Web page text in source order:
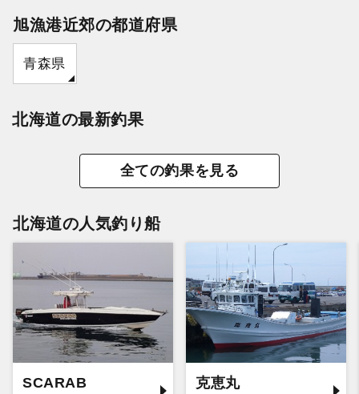
旭漁港近郊の都道府県
青森県
北海道の最新釣果
全ての釣果を見る
北海道の人気釣り船
SCARAB 克恵丸